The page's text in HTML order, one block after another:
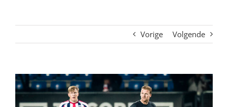
Vorige Volgende
Bekijk
grotere
afbeelding